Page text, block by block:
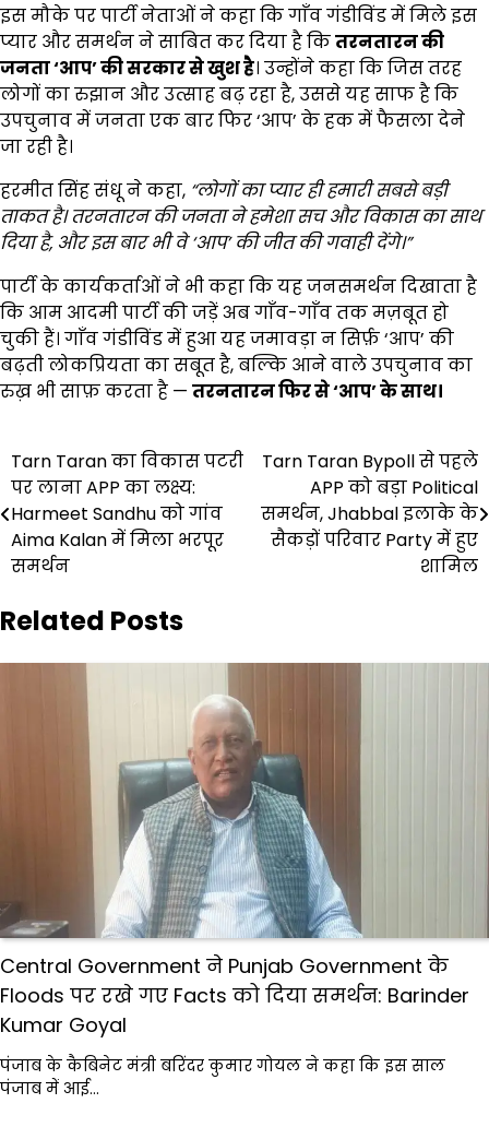
इस मौके पर पार्टी नेताओं ने कहा कि गाँव गंडीविंड में मिले इस
प्यार और समर्थन ने साबित कर दिया है कितरनतारन की
जनता‘आप’की सरकार से खुश है। उन्होंने कहा कि जिस तरह
लोगों का रुझान और उत्साह बढ़ रहा है, उससे यह साफ है कि
उपचुनाव में जनता एक बार फिर ‘आप’ के हक में फैसला देने
जा रही है।
हरमीत सिंह संधू ने कहा, “लोगों का प्यार ही हमारी सबसे बड़ी
ताकत है। तरनतारन की जनता ने हमेशा सच और विकास का साथ
दिया है, और इस बार भी वे‘आप’की जीत की गवाही देंगे।”
पार्टी के कार्यकर्ताओं ने भी कहा कि यह जनसमर्थन दिखाता है
कि आम आदमी पार्टी की जड़ें अब गाँव-गाँव तक मज़बूत हो
चुकी हैं। गाँव गंडीविंड में हुआ यह जमावड़ा न सिर्फ़ ‘आप’ की
बढ़ती लोकप्रियता का सबूत है, बल्कि आने वाले उपचुनाव का
रुख़ भी साफ़ करता है — तरनतारन फिर से‘आप’के साथ।
Post
navigation
Tarn Taran का विकास पटरी
पर लाना APP का लक्ष्य:
Harmeet Sandhu को गांव
Aima Kalan में मिला भरपूर
समर्थन
Tarn Taran Bypoll से पहले
APP को बड़ा Political
समर्थन, Jhabbal इलाके के
सैकड़ों परिवार Party में हुए
शामिल
Related Posts
Central Government ने Punjab Government के
Floods पर रखे गए Facts को दिया समर्थन: Barinder
Kumar Goyal
पंजाब के कैबिनेट मंत्री बरिंदर कुमार गोयल ने कहा कि इस साल
पंजाब में आई…